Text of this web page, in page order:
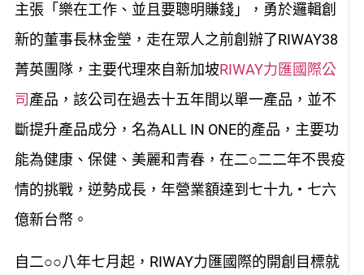
主張「樂在工作、並且要聰明賺錢」，勇於邏輯創
新的董事長林金瑩，走在眾人之前創辦了RIWAY38
菁英團隊，主要代理來自新加坡RIWAY力匯國際公
司產品，該公司在過去十五年間以單一產品，並不
斷提升產品成分，名為ALL IN ONE的產品，主要功
能為健康、保健、美麗和青春，在二○二二年不畏疫
情的挑戰，逆勢成長，年營業額達到七十九‧七六
億新台幣。
自二○○八年七月起，RIWAY力匯國際的開創目標就